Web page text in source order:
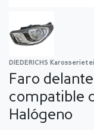
DIEDERICHS
Faro
compatible
Halógeno